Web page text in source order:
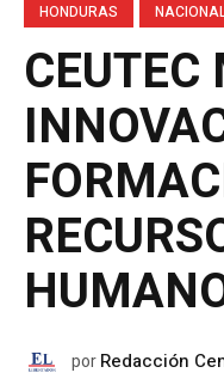
HONDURAS
porRedacción